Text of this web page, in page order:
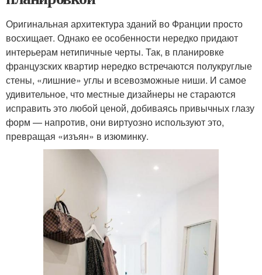
Оригинальная архитектура зданий во Франции просто
восхищает. Однако ее особенности нередко придают
интерьерам нетипичные черты. Так, в планировке
французских квартир нередко встречаются полукруглые
стены, «лишние» углы и всевозможные ниши. И самое
удивительное, что местные дизайнеры не стараются
исправить это любой ценой, добиваясь привычных глазу
форм — напротив, они виртуозно используют это,
превращая «изъян» в изюминку.